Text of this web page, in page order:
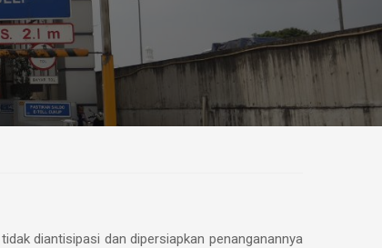
diantisipasi dan dipersiapkan penanganannya